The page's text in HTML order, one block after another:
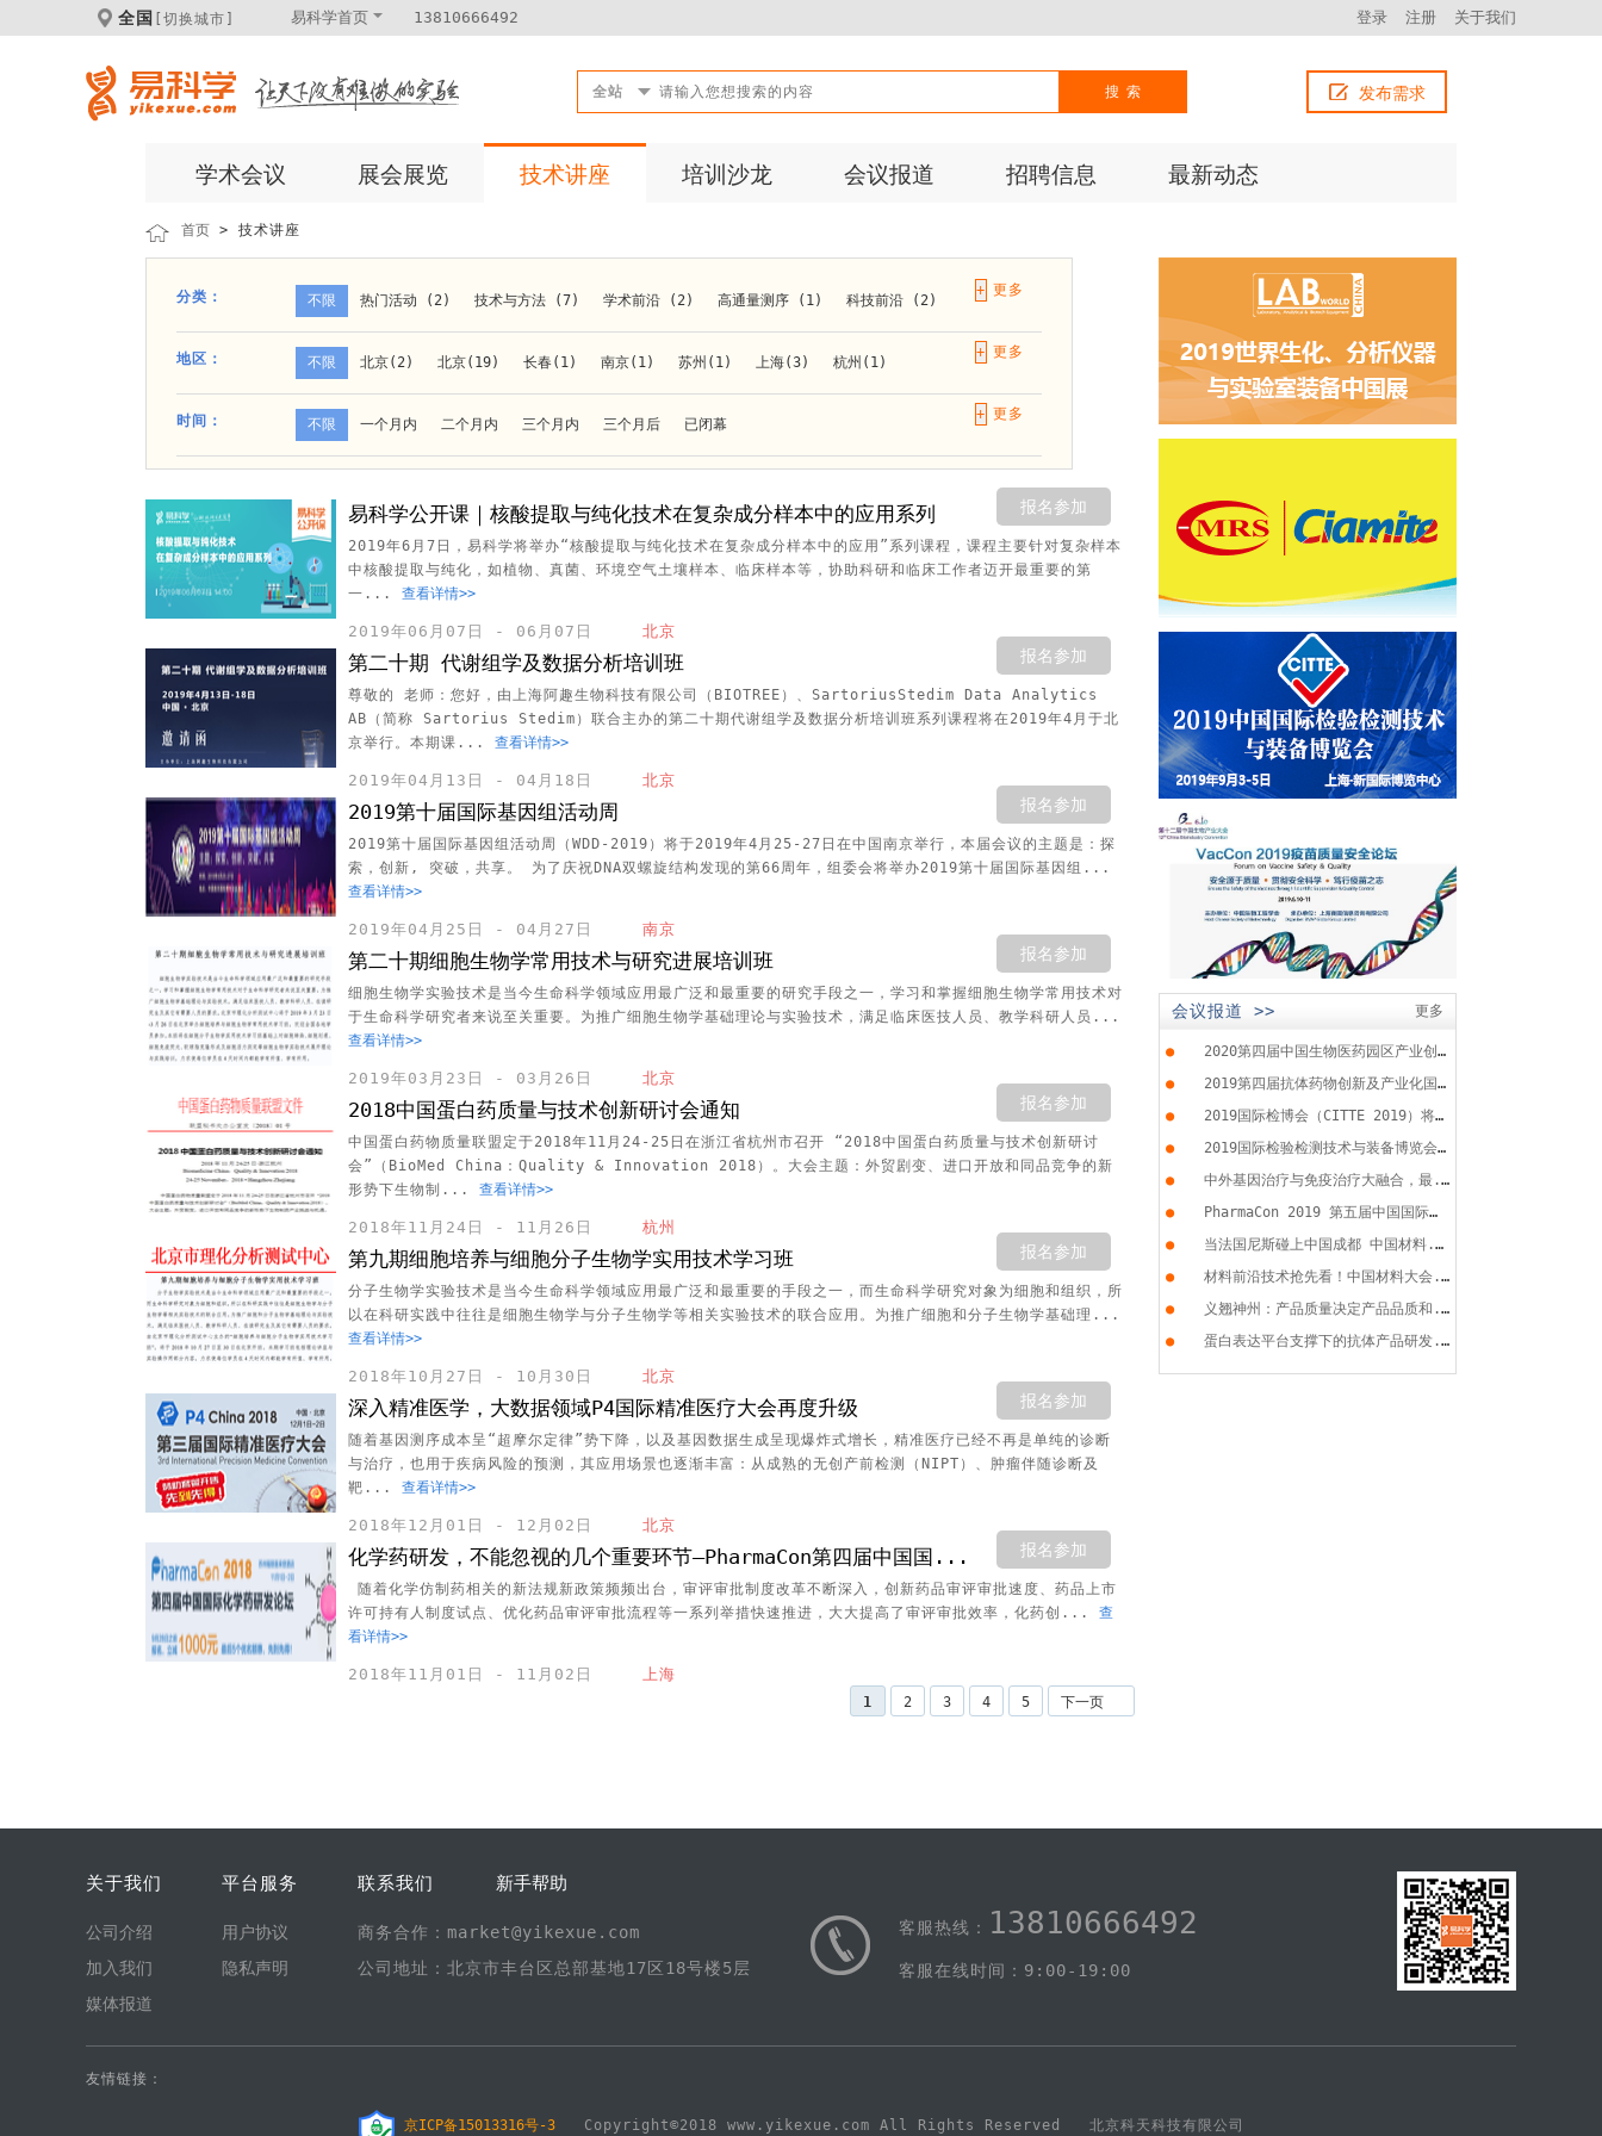
全国 [切换城市] 易科学首页 13810666492 登录 注册 关于我们
全站 搜索 发布需求
学术会议 展会展览 技术讲座 培训沙龙 会议报道 招聘信息 最新动态
首页 > 技术讲座
分类： 不限 热门活动 (2) 技术与方法 (7) 学术前沿 (2) 高通量测序 (1) 科技前沿 (2)
线上讲座 (15)
+
地区： 不限 北京(2) 北京(19) 长春(1) 南京(1) 苏州(1) 上海(3) 杭州(1)
+
时间： 不限 一个月内 二个月内 三个月内 三个月后 已闭幕
+
易科学公开课｜核酸提取与纯化技术在复杂成分样本中的应用系列 报名参加
2019年6月7日，易科学将举办“核酸提取与纯化技术在复杂成分样本中的应用”系列课程，课程主要针对复杂样本
中核酸提取与纯化，如植物、真菌、环境空气土壤样本、临床样本等，协助科研和临床工作者迈开最重要的第
一... 查看详情>>
2019年06月07日 - 06月07日 北京
第二十期 代谢组学及数据分析培训班 报名参加
尊敬的 老师：您好，由上海阿趣生物科技有限公司（BIOTREE）、SartoriusStedim Data Analytics
AB（简称 Sartorius Stedim）联合主办的第二十期代谢组学及数据分析培训班系列课程将在2019年4月于北
京举行。本期课... 查看详情>>
2019年04月13日 - 04月18日 北京
2019第十届国际基因组活动周 报名参加
2019第十届国际基因组活动周（WDD-2019）将于2019年4月25-27日在中国南京举行，本届会议的主题是：探
索，创新, 突破，共享。 为了庆祝DNA双螺旋结构发现的第66周年，组委会将举办2019第十届国际基因组...
查看详情>>
2019年04月25日 - 04月27日 南京
第二十期细胞生物学常用技术与研究进展培训班 报名参加
细胞生物学实验技术是当今生命科学领域应用最广泛和最重要的研究手段之一，学习和掌握细胞生物学常用技术对
于生命科学研究者来说至关重要。为推广细胞生物学基础理论与实验技术，满足临床医技人员、教学科研人员...
查看详情>>
2019年03月23日 - 03月26日 北京
2018中国蛋白药质量与技术创新研讨会通知 报名参加
中国蛋白药物质量联盟定于2018年11月24-25日在浙江省杭州市召开 “2018中国蛋白药质量与技术创新研讨
会”（BioMed China：Quality & Innovation 2018）。大会主题：外贸剧变、进口开放和同品竞争的新
形势下生物制... 查看详情>>
2018年11月24日 - 11月26日 杭州
第九期细胞培养与细胞分子生物学实用技术学习班 报名参加
分子生物学实验技术是当今生命科学领域应用最广泛和最重要的手段之一，而生命科学研究对象为细胞和组织，所
以在科研实践中往往是细胞生物学与分子生物学等相关实验技术的联合应用。为推广细胞和分子生物学基础理...
查看详情>>
2018年10月27日 - 10月30日 北京
深入精准医学，大数据领域P4国际精准医疗大会再度升级 报名参加
随着基因测序成本呈“超摩尔定律”势下降，以及基因数据生成呈现爆炸式增长，精准医疗已经不再是单纯的诊断
与治疗，也用于疾病风险的预测，其应用场景也逐渐丰富：从成熟的无创产前检测（NIPT）、肿瘤伴随诊断及
靶... 查看详情>>
2018年12月01日 - 12月02日 北京
化学药研发，不能忽视的几个重要环节—PharmaCon第四届中国国... 报名参加
随着化学仿制药相关的新法规新政策频频出台，审评审批制度改革不断深入，创新药品审评审批速度、药品上市
许可持有人制度试点、优化药品审评审批流程等一系列举措快速推进，大大提高了审评审批效率，化药创... 查
看详情>>
2018年11月01日 - 11月02日 上海
1 2 3 4 5 下一页
会议报道 >> 更多
●
2020第四届中国生物医药园区产业创...
●
2019第四届抗体药物创新及产业化国...
●
2019国际检博会（CITTE 2019）将于...
●
2019国际检验检测技术与装备博览会...
●
中外基因治疗与免疫治疗大融合，最...
●
PharmaCon 2019 第五届中国国际化...
●
当法国尼斯碰上中国成都 中国材料...
●
材料前沿技术抢先看！中国材料大会...
●
义翘神州：产品质量决定产品品质和...
●
蛋白表达平台支撑下的抗体产品研发...
关于我们
公司介绍
加入我们
媒体报道
平台服务
用户协议
隐私声明
联系我们 新手帮助
商务合作：market@yikexue.com
公司地址：北京市丰台区总部基地17区18号楼5层
客服热线： 13810666492
客服在线时间：9:00-19:00
友情链接：
京ICP备15013316号-3Copyright©2018 www.yikexue.com All Rights Reserved 北京科天科技有限公司